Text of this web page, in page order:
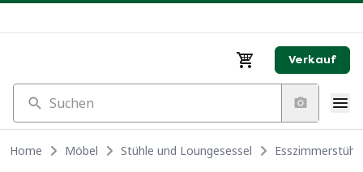
Verkauf
Suchen
Home Möbel Stühle und Loungesessel